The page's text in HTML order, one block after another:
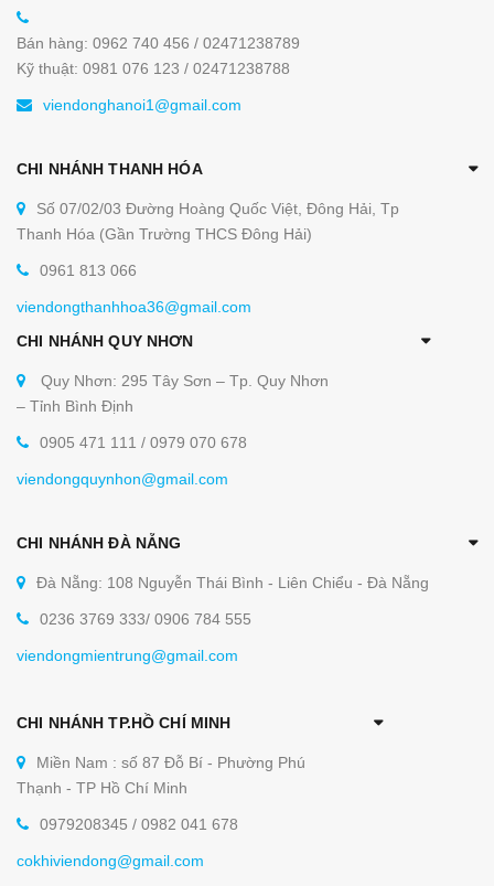
Bán hàng: 0962 740 456 / 02471238789
Kỹ thuật: 0981 076 123 / 02471238788
viendonghanoi1@gmail.com
CHI NHÁNH THANH HÓA
Số 07/02/03 Đường Hoàng Quốc Việt, Đông Hải, Tp
Thanh Hóa (Gần Trường THCS Đông Hải)
0961 813 066
viendongthanhhoa36@gmail.com
CHI NHÁNH QUY NHƠN
Quy Nhơn: 295 Tây Sơn – Tp. Quy Nhơn
– Tỉnh Bình Định
0905 471 111 / 0979 070 678
viendongquynhon@gmail.com
CHI NHÁNH ĐÀ NẴNG
Đà Nẵng: 108 Nguyễn Thái Bình - Liên Chiểu - Đà Nẵng
0236 3769 333/ 0906 784 555
viendongmientrung@gmail.com
CHI NHÁNH TP.HỒ CHÍ MINH
Miền Nam : số 87 Đỗ Bí - Phường Phú
Thạnh - TP Hồ Chí Minh
0979208345 / 0982 041 678
cokhiviendong@gmail.com